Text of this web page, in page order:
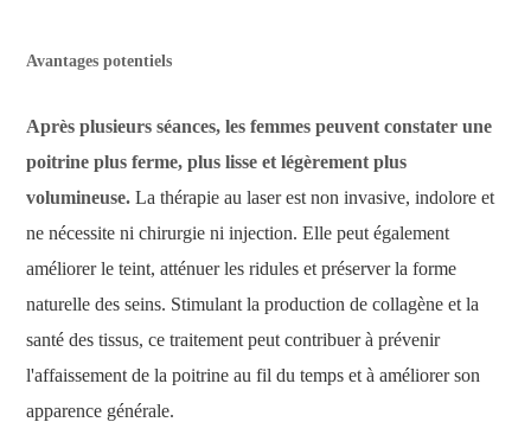
Avantages potentiels
Après plusieurs séances, les femmes peuvent constater une
poitrine plus ferme, plus lisse et légèrement plus
volumineuse. La thérapie au laser est non invasive, indolore et
ne nécessite ni chirurgie ni injection. Elle peut également
améliorer le teint, atténuer les ridules et préserver la forme
naturelle des seins. Stimulant la production de collagène et la
santé des tissus, ce traitement peut contribuer à prévenir
l'affaissement de la poitrine au fil du temps et à améliorer son
apparence générale.